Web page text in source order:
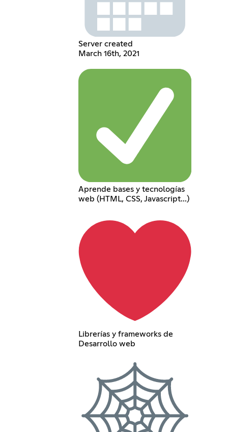
Server created
March 16th, 2021
Aprende bases y tecnologías
web (HTML, CSS, Javascript...)
Librerías y frameworks de
Desarrollo web